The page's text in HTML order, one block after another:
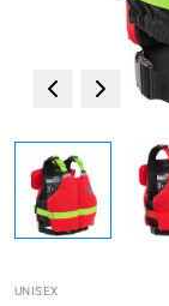
UNISEX